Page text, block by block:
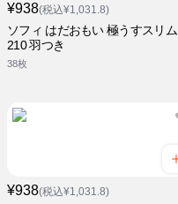
¥938(税込¥1,031.8)
ソフィ はだおもい 極うすスリム
210 羽つき
38枚
¥938(税込¥1,031.8)